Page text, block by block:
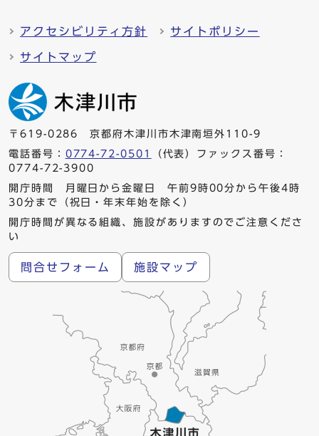
アクセシビリティ方針 サイトポリシー
サイトマップ
〒619-0286 京都府木津川市木津南垣外110-9
電話番号： 0774-72-0501
（代表）ファックス番号：
0774-72-3900
開庁時間 月曜日から金曜日 午前9時00分から午後4時
30分まで（祝日・年末年始を除く）
開庁時間が異なる組織、施設がありますのでご注意くださ
い
問合せフォーム 施設マップ